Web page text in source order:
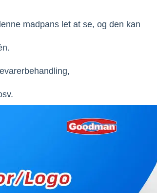
madpans let at se, og den kan